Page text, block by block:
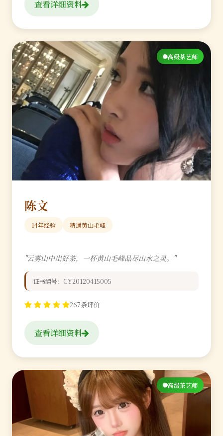
查看详细资料
高级茶艺师
陈文
14年经验 精通黄山毛峰
"云雾山中出好茶，一杯黄山毛峰品尽山水之灵。"
证书编号：CY20120415005
267条评价
查看详细资料
高级茶艺师